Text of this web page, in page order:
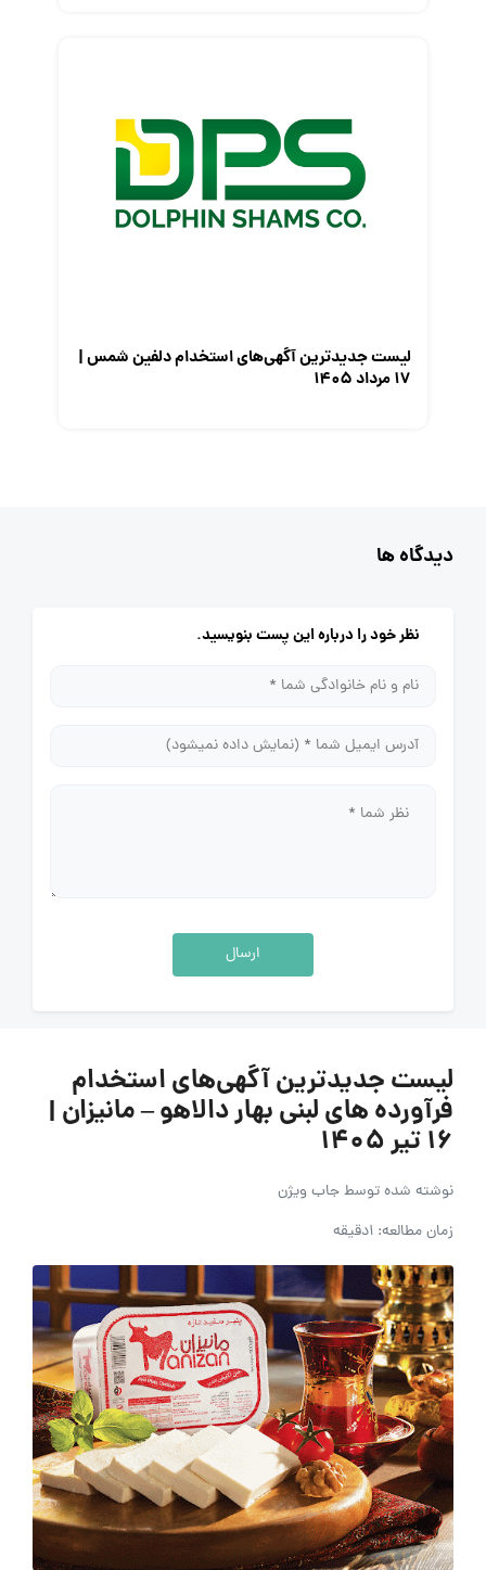
لیست جدیدترین آگهی‌های استخدام دلفین شمس |
۱۷ مرداد ۱۴۰۵
دیدگاه ها
نظر خود را درباره این پست بنویسید.
ارسال
لیست جدیدترین آگهی‌های استخدام
فرآورده های لبنی بهار دالاهو – مانیزان |
۱۶ تیر ۱۴۰۵
نوشته شده توسطجاب ویژن
زمان مطالعه: 1دقیقه